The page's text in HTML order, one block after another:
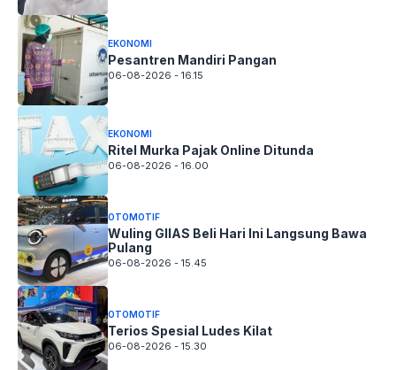
EKONOMI
Pesantren Mandiri Pangan
06-08-2026 - 16.15
EKONOMI
Ritel Murka Pajak Online Ditunda
06-08-2026 - 16.00
OTOMOTIF
Wuling GIIAS Beli Hari Ini Langsung Bawa
Pulang
06-08-2026 - 15.45
OTOMOTIF
Terios Spesial Ludes Kilat
06-08-2026 - 15.30